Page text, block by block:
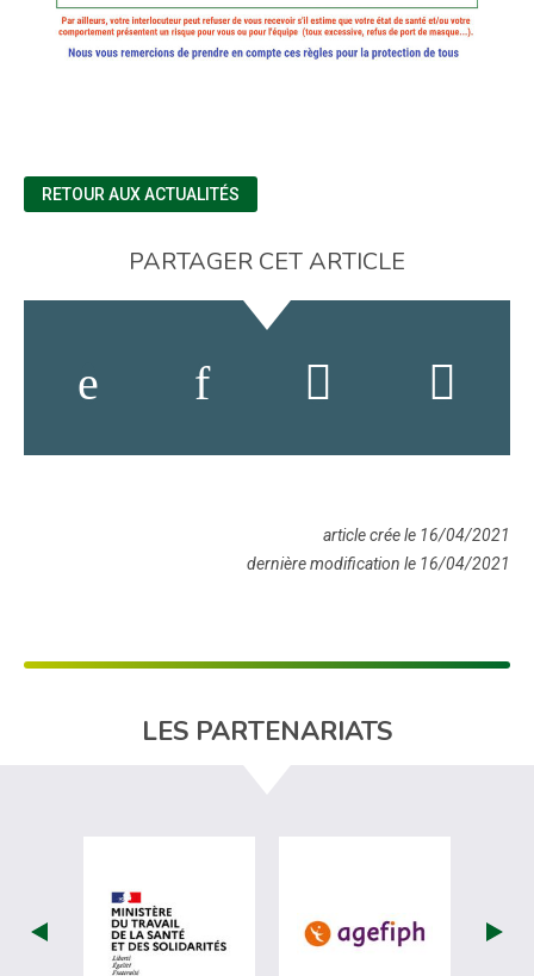
RETOUR AUX ACTUALITÉS
PARTAGER CET ARTICLE
article crée le 16/04/2021
dernière modification le 16/04/2021
LES PARTENARIATS
visiter les site de Ministère du travail
visiter les